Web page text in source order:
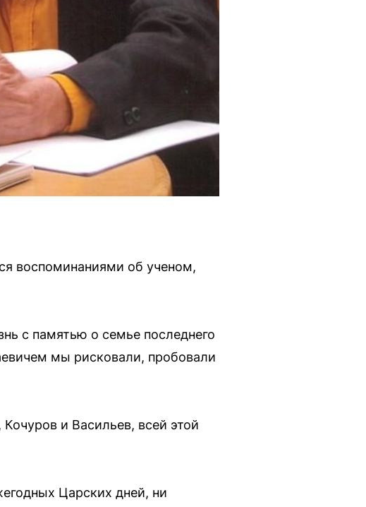
воспоминаниями об ученом,
с памятью о семье последнего
мы рисковали, пробовали
и Васильев, всей этой
Царских дней, ни